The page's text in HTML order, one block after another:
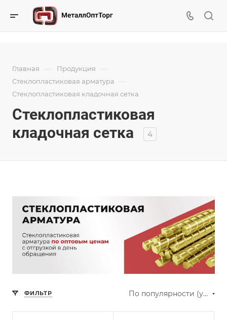
Главная — Продукция —
Стеклопластиковая арматура —
Стеклопластиковая кладочная сетка
Стеклопластиковая
кладочная сетка
4
ФИЛЬТР По популярности (убывание)